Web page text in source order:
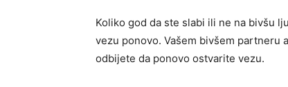
Koliko god da ste slabi ili ne na bivšu
vezu ponovo. Vašem bivšem partneru
odbijete da ponovo ostvarite vezu.